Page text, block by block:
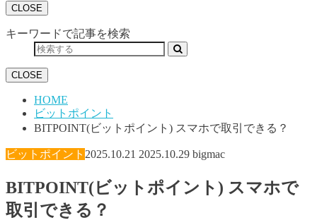
CLOSE
キーワードで記事を検索
CLOSE
HOME
ビットポイント
BITPOINT(ビットポイント) スマホで取引できる？
ビットポイント 2025.10.21 2025.10.29 bigmac
BITPOINT(ビットポイント) スマホで
取引できる？